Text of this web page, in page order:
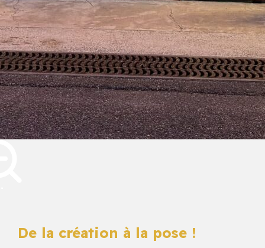
De la création à la pose !